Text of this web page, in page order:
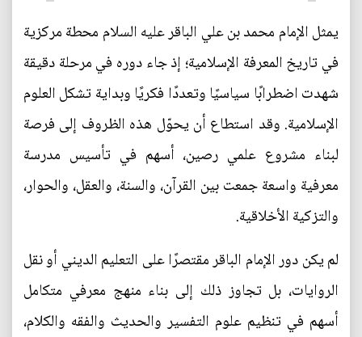
يمثل الإمام محمد بن علي الباقر عليه السلام محطة مركزية
في تاريخ المعرفة الإسلامية؛ إذ جاء دوره في مرحلة دقيقة
شهدت اضطرابًا سياسيًا وتعددًا فكريًا وبداية تشكل العلوم
الإسلامية. وقد استطاع أن يحوّل هذه الظروف إلى فرصة
لبناء مشروع علمي رصين، أسهم في تأسيس مدرسة
معرفية واسعة جمعت بين القرآن، والسنة، والعقل، والحوار،
والتزكية الأخلاقية.
لم يكن دور الإمام الباقر مقتصرًا على التعليم الديني أو نقل
الروايات، بل تجاوز ذلك إلى بناء منهج معرفي متكامل
أسهم في تنظيم علوم التفسير والحديث والفقه والكلام،